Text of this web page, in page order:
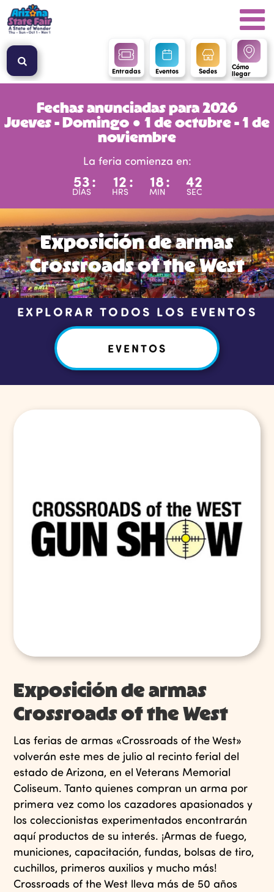
Entradas Eventos Sedes Cómo
llegar
Fechas anunciadas para 2026
Jueves - Domingo ● 1 de octubre - 1 de
noviembre
La feria comienza en:
53
DÍAS
: 12
HRS
: 18
MIN
: 41
SEC
Exposición de armas
Crossroads of the West
EXPLORAR TODOS LOS EVENTOS
EVENTOS
Exposición de armas
Crossroads of the West
Las ferias de armas «Crossroads of the West»
volverán este mes de julio al recinto ferial del
estado de Arizona, en el Veterans Memorial
Coliseum. Tanto quienes compran un arma por
primera vez como los cazadores apasionados y
los coleccionistas experimentados encontrarán
aquí productos de su interés. ¡Armas de fuego,
municiones, capacitación, fundas, bolsas de tiro,
cuchillos, primeros auxilios y mucho más!
Crossroads of the West lleva más de 50 años